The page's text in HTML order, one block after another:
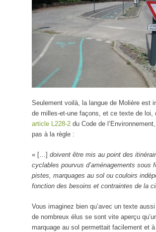
Seulement voilà, la langue de Molière est
de milles-et-une façons, et ce texte de loi,
article L228-2 du Code de
pas à la règle :
« […] doivent être mis au point des
cyclables pourvus d’aménagements sous
pistes, marquages au sol ou couloirs
fonction des besoins et contraintes de la
Vous imaginez bien qu’avec un texte
de nombreux élus se sont vite aperçu
marquage au sol permettait facilement et